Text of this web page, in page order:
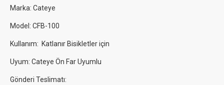
Marka: Cateye
Model: CFB-100
Kullanım: Katlanır Bisikletler için
Uyum: Cateye Ön Far Uyumlu
Gönderi Teslimatı: